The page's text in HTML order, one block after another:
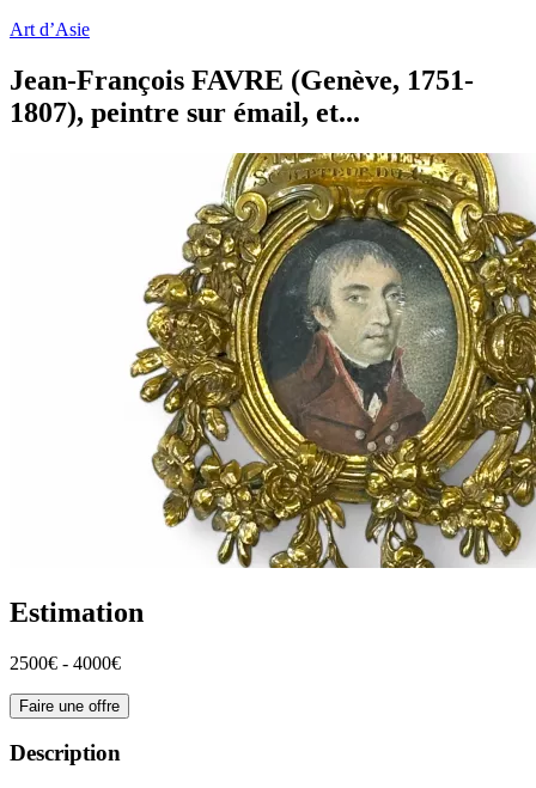
Art d’Asie
Jean-François FAVRE (Genève, 1751-
1807), peintre sur émail, et...
Estimation
2500€ - 4000€
Faire une offre
Description